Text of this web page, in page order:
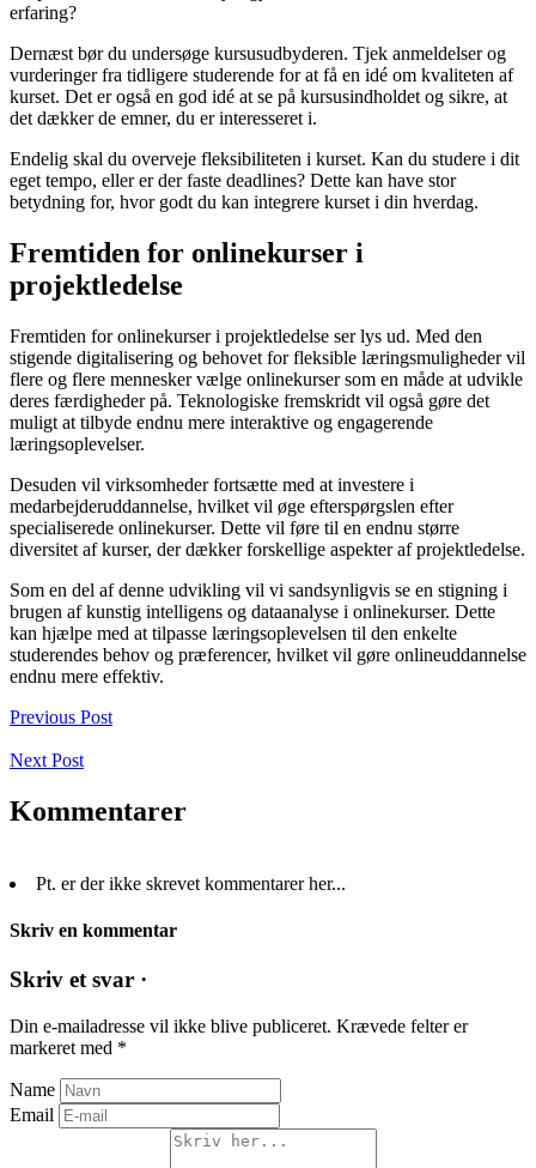
erfaring?
Dernæst bør du undersøge kursusudbyderen. Tjek anmeldelser og
vurderinger fra tidligere studerende for at få en idé om kvaliteten af
kurset. Det er også en god idé at se på kursusindholdet og sikre, at
det dækker de emner, du er interesseret i.
Endelig skal du overveje fleksibiliteten i kurset. Kan du studere i dit
eget tempo, eller er der faste deadlines? Dette kan have stor
betydning for, hvor godt du kan integrere kurset i din hverdag.
Fremtiden for onlinekurser i
projektledelse
Fremtiden for onlinekurser i projektledelse ser lys ud. Med den
stigende digitalisering og behovet for fleksible læringsmuligheder vil
flere og flere mennesker vælge onlinekurser som en måde at udvikle
deres færdigheder på. Teknologiske fremskridt vil også gøre det
muligt at tilbyde endnu mere interaktive og engagerende
læringsoplevelser.
Desuden vil virksomheder fortsætte med at investere i
medarbejderuddannelse, hvilket vil øge efterspørgslen efter
specialiserede onlinekurser. Dette vil føre til en endnu større
diversitet af kurser, der dækker forskellige aspekter af projektledelse.
Som en del af denne udvikling vil vi sandsynligvis se en stigning i
brugen af kunstig intelligens og dataanalyse i onlinekurser. Dette
kan hjælpe med at tilpasse læringsoplevelsen til den enkelte
studerendes behov og præferencer, hvilket vil gøre onlineuddannelse
endnu mere effektiv.
Previous Post
Next Post
Kommentarer
Pt. er der ikke skrevet kommentarer her...
Skriv en kommentar
Skriv et svar ·
Din e-mailadresse vil ikke blive publiceret. Krævede felter er
markeret med *
Name
Email